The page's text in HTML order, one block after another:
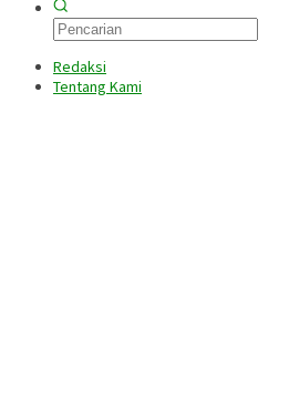
Redaksi
Tentang Kami